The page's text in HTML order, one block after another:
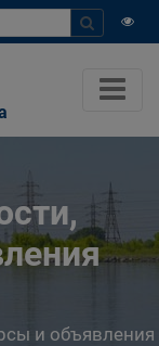
и объявления